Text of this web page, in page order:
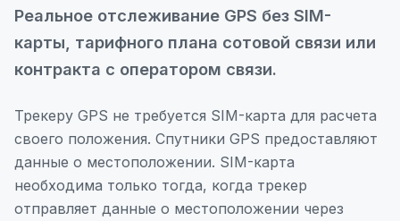
Реальное отслеживание GPS без SIM-
карты, тарифного плана сотовой связи или
контракта с оператором связи.
Трекеру GPS не требуется SIM-карта для расчета
своего положения. Спутники GPS предоставляют
данные о местоположении. SIM-карта
необходима только тогда, когда трекер
отправляет данные о местоположении через